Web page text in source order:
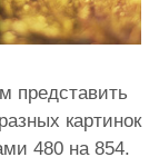
представить
картинок
480 на 854.